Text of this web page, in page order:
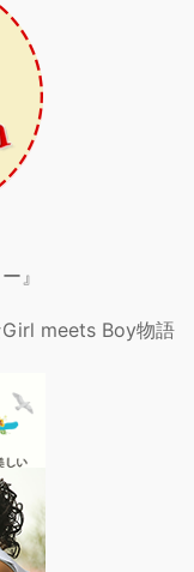
』
Girl meets Boy物語